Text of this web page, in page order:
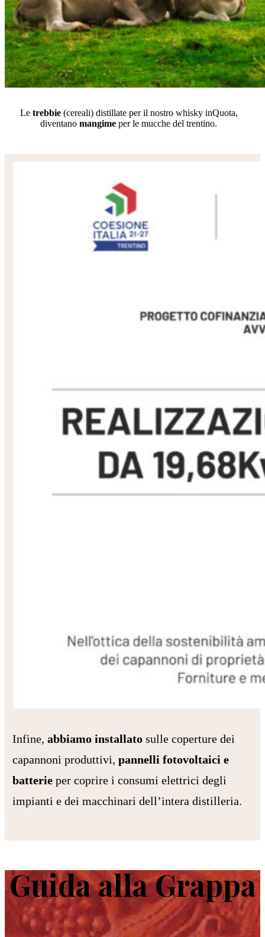
Le trebbie(cereali) distillate per il nostro whisky inQuota,
diventano mangime per le mucche del trentino.
Infine, abbiamo installatosulle coperture dei
capannoni produttivi, pannelli fotovoltaici e
batterieper coprire i consumi elettrici degli
impianti e dei macchinari dell’intera distilleria.
Guida alla Grappa